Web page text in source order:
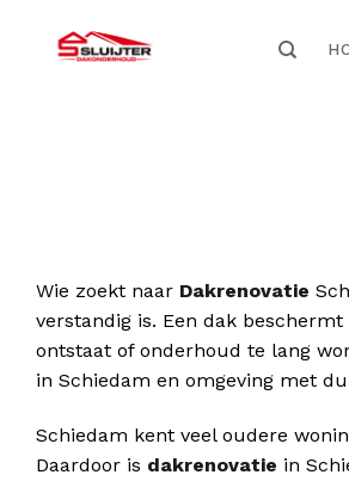
Wie zoekt naar Dakrenovatie
verstandig is. Een dak
ontstaat of onderhoud te lang
in Schiedam en omgeving met
Schiedam kent veel oudere
Daardoor is dakrenovatie in